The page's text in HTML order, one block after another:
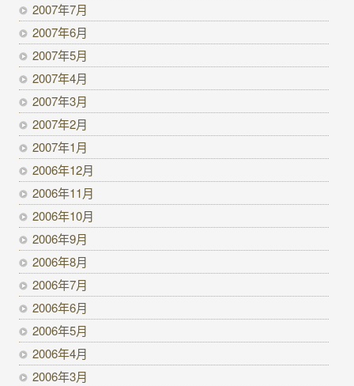
2007年7月
2007年6月
2007年5月
2007年4月
2007年3月
2007年2月
2007年1月
2006年12月
2006年11月
2006年10月
2006年9月
2006年8月
2006年7月
2006年6月
2006年5月
2006年4月
2006年3月